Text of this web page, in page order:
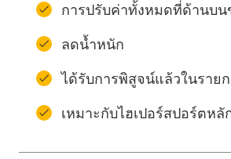
การปรับค่าทั้งหมดที่ด้านบน
ลดน้ำหนัก
ได้รับการพิสูจน์แล้วในราย
เหมาะกับไฮเปอร์สปอร์ตหลั